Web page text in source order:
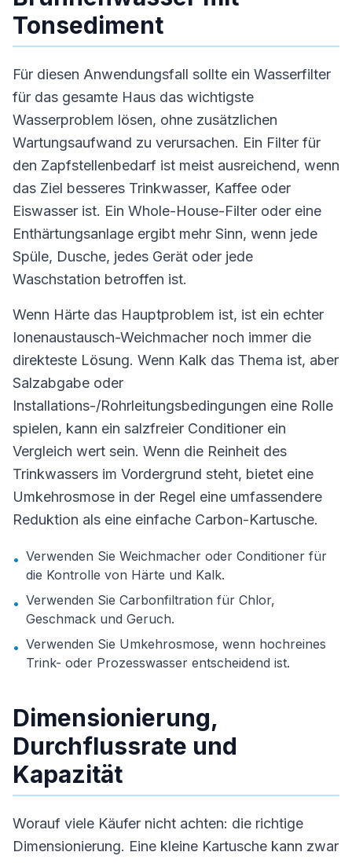
Tonsediment
Für diesen Anwendungsfall sollte ein Wasserfilter
für das gesamte Haus das wichtigste
Wasserproblem lösen, ohne zusätzlichen
Wartungsaufwand zu verursachen. Ein Filter für
den Zapfstellenbedarf ist meist ausreichend, wenn
das Ziel besseres Trinkwasser, Kaffee oder
Eiswasser ist. Ein Whole-House-Filter oder eine
Enthärtungsanlage ergibt mehr Sinn, wenn jede
Spüle, Dusche, jedes Gerät oder jede
Waschstation betroffen ist.
Wenn Härte das Hauptproblem ist, ist ein echter
Ionenaustausch-Weichmacher noch immer die
direkteste Lösung. Wenn Kalk das Thema ist, aber
Salzabgabe oder
Installations-/Rohrleitungsbedingungen eine Rolle
spielen, kann ein salzfreier Conditioner ein
Vergleich wert sein. Wenn die Reinheit des
Trinkwassers im Vordergrund steht, bietet eine
Umkehrosmose in der Regel eine umfassendere
Reduktion als eine einfache Carbon-Kartusche.
• Verwenden Sie Weichmacher oder Conditioner für
die Kontrolle von Härte und Kalk.
• Verwenden Sie Carbonfiltration für Chlor,
Geschmack und Geruch.
• Verwenden Sie Umkehrosmose, wenn hochreines
Trink- oder Prozesswasser entscheidend ist.
Dimensionierung,
Durchflussrate und
Kapazität
Worauf viele Käufer nicht achten: die richtige
Dimensionierung. Eine kleine Kartusche kann zwar